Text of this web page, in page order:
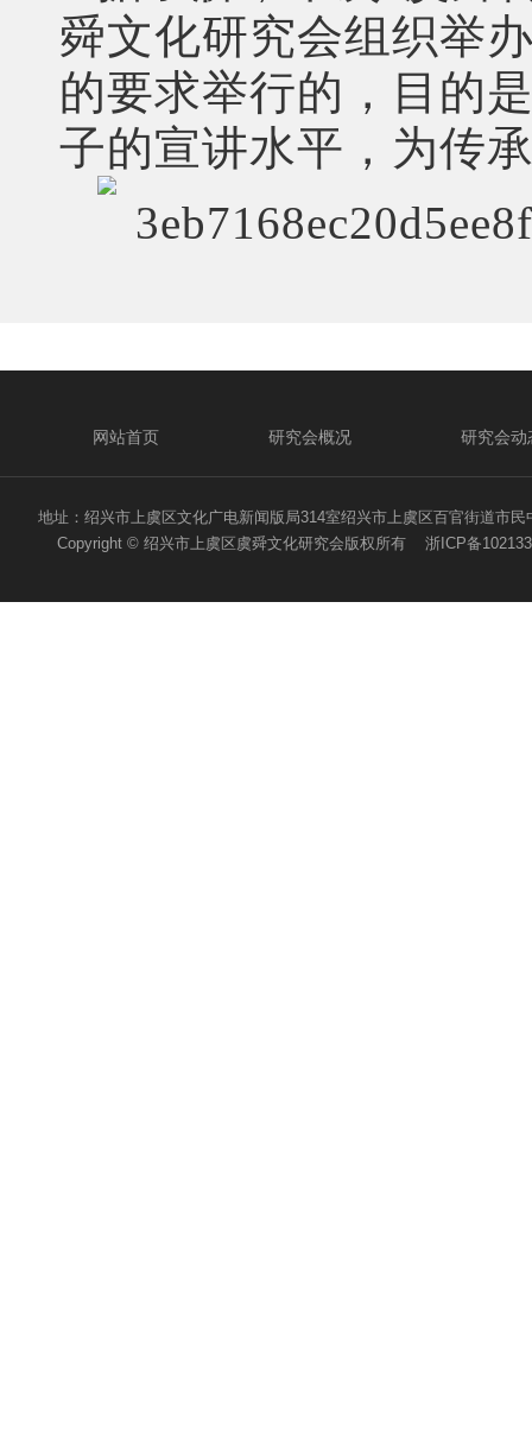
舜文化研究会组织举
的要求举行的，目的
子的宣讲水平，为传
网站首页 研究会概况 研究会动
地址：绍兴市上虞区文化广电新闻版局314室绍兴市上虞区百官街道
Copyright © 绍兴市上虞区虞舜文化研究会版权所有 浙ICP备